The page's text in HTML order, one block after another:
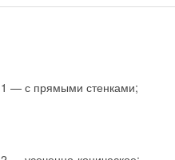
1 — с прямыми стенками;